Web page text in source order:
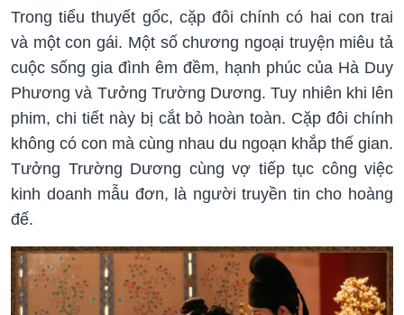
Trong tiểu thuyết gốc, cặp đôi chính có hai con trai
và một con gái. Một số chương ngoại truyện miêu tả
cuộc sống gia đình êm đềm, hạnh phúc của Hà Duy
Phương và Tưởng Trường Dương. Tuy nhiên khi lên
phim, chi tiết này bị cắt bỏ hoàn toàn. Cặp đôi chính
không có con mà cùng nhau du ngoạn khắp thế gian.
Tưởng Trường Dương cùng vợ tiếp tục công việc
kinh doanh mẫu đơn, là người truyền tin cho hoàng
đế.